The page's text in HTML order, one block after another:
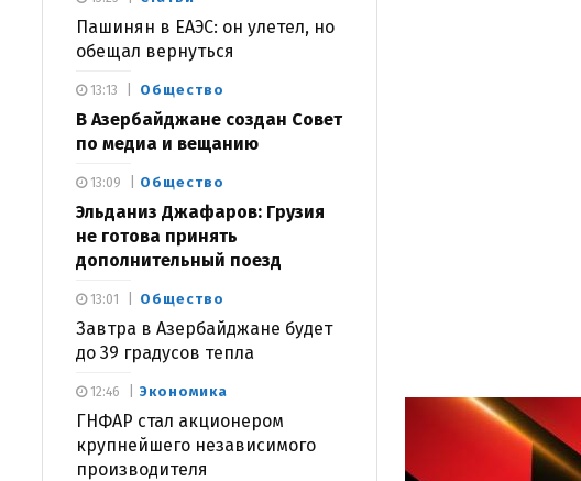
Пашинян в ЕАЭС: он улетел, но
обещал вернуться
Общество
В Азербайджане создан Совет
по медиа и вещанию
13:13
Общество
Эльданиз Джафаров: Грузия
не готова принять
дополнительный поезд
13:09
Общество
Завтра в Азербайджане будет
до 39 градусов тепла
13:01
Экономика
ГНФАР стал акционером
крупнейшего независимого
производителя
12:46